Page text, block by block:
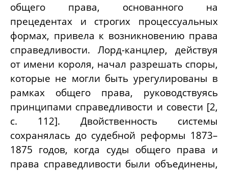
общего права, основанного на
прецедентах и строгих процессуальных
формах, привела к возникновению права
справедливости. Лорд-канцлер, действуя
от имени короля, начал разрешать споры,
которые не могли быть урегулированы в
рамках общего права, руководствуясь
принципами справедливости и совести [2,
с. 112]. Двойственность системы
сохранялась до судебной реформы 1873–
1875 годов, когда суды общего права и
права справедливости были объединены,